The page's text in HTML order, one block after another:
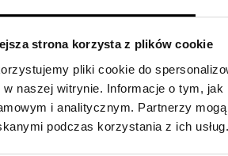
strona korzysta z plików cookie
pliki cookie do
w naszej witrynie. Informacje o tym,
i analitycznym. Partnerzy
podczas korzystania z ich usług.
WSZYSTKO O ZAKUPIE